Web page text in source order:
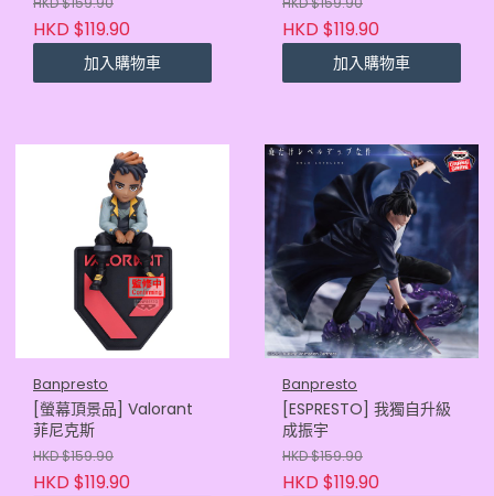
HKD $119.90
加入購物車
HKD $119.90
加入購物車
Banpresto
[螢幕頂景品] Valorant
菲尼克斯
HKD $159.90
HKD $119.90
Banpresto
[ESPRESTO] 我獨自升級
成振宇
HKD $159.90
HKD $119.90